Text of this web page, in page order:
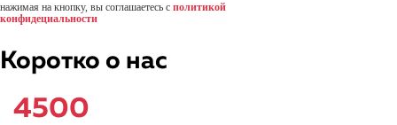
нажимая на кнопку, вы соглашаетесь с политикой
конфидециальности
Коротко о нас
4500